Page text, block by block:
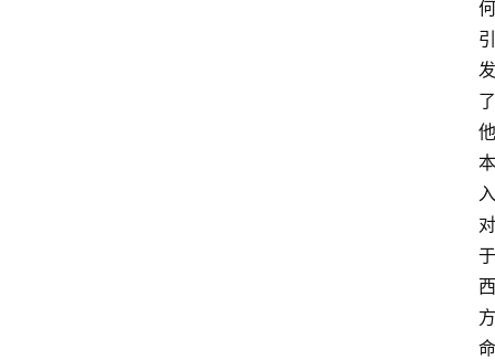
何
引
发
了
他
本
入
对
于
西
方
命